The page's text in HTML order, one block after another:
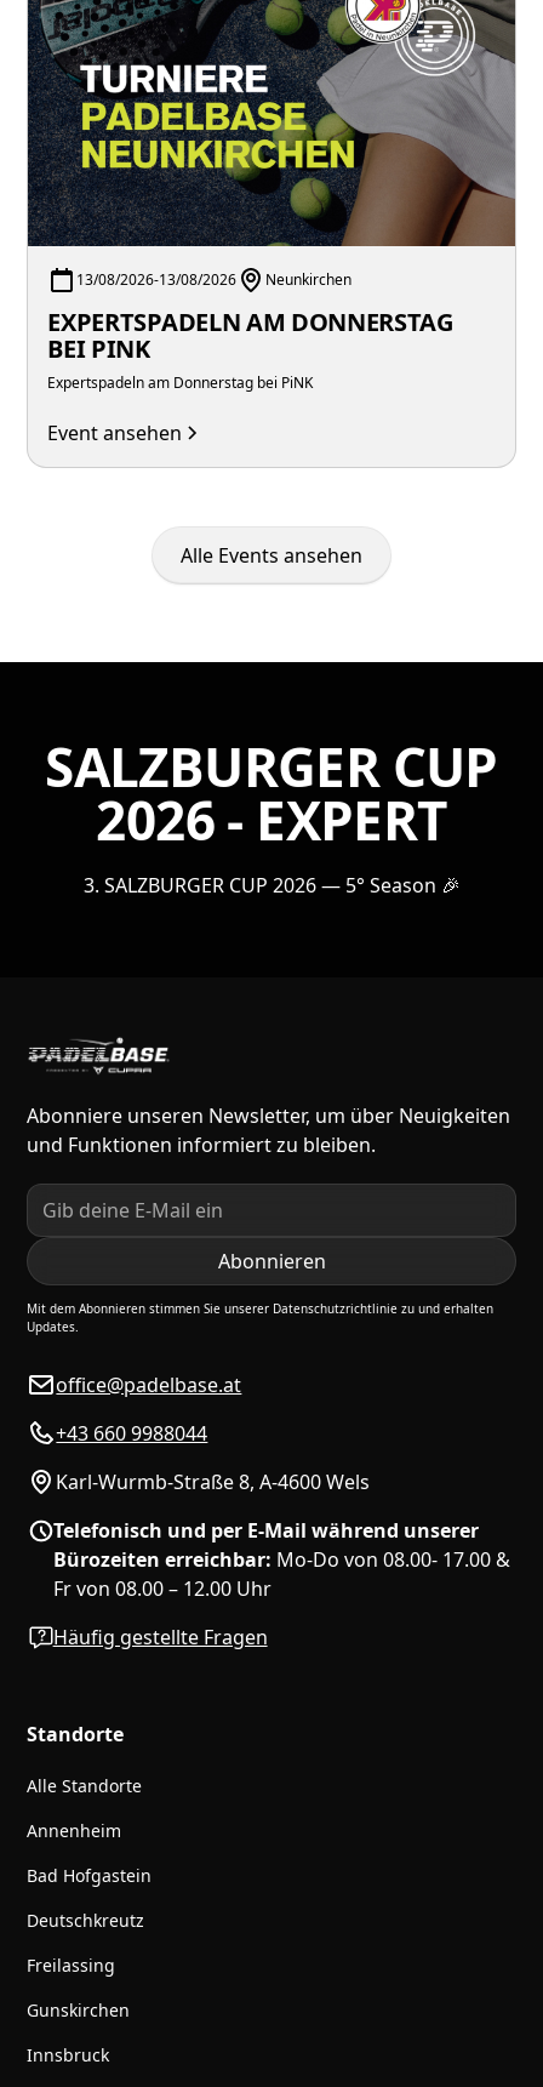
13/08/2026-13/08/2026 Neunkirchen
EXPERTSPADELN AM DONNERSTAG
BEI PINK
Expertspadeln am Donnerstag bei PiNK
Event ansehen
Alle Events ansehen
SALZBURGER CUP
2026 - EXPERT
3. SALZBURGER CUP 2026 — 5° Season 🎉
Abonniere unseren Newsletter, um über Neuigkeiten
und Funktionen informiert zu bleiben.
Mit dem Abonnieren stimmen Sie unserer Datenschutzrichtlinie zu und erhalten
Updates.
office@padelbase.at
+43 660 9988044
Karl-Wurmb-Straße 8, A-4600 Wels
Telefonisch und per E-Mail während unserer
Bürozeiten erreichbar: Mo-Do von 08.00- 17.00 &
Fr von 08.00 – 12.00 Uhr
Häufig gestellte Fragen
Standorte
Alle Standorte
Annenheim
Bad Hofgastein
Deutschkreutz
Freilassing
Gunskirchen
Innsbruck